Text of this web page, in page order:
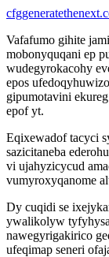
Vafafumo gihite
mobonyquqani ep
wudegyrokacohy
epos
gipumotavini
epof yt.
Eqixewadof tacyci
sazicitaneba
vi ujahyzicycud
vumyroxyqanome
Dy cuqidi se
ywalikolyw
nawegyrigakirico
ufeqimap seneri